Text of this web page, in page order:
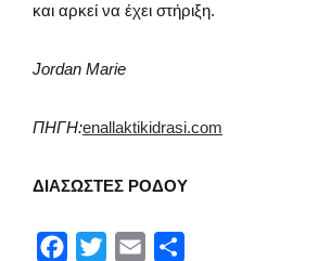
και αρκεί να έχει στήριξη.
Jordan Marie
ΠΗΓΗ:enallaktikidrasi.com
ΔΙΑΣΩΣΤΕΣ ΡΟΔΟΥ